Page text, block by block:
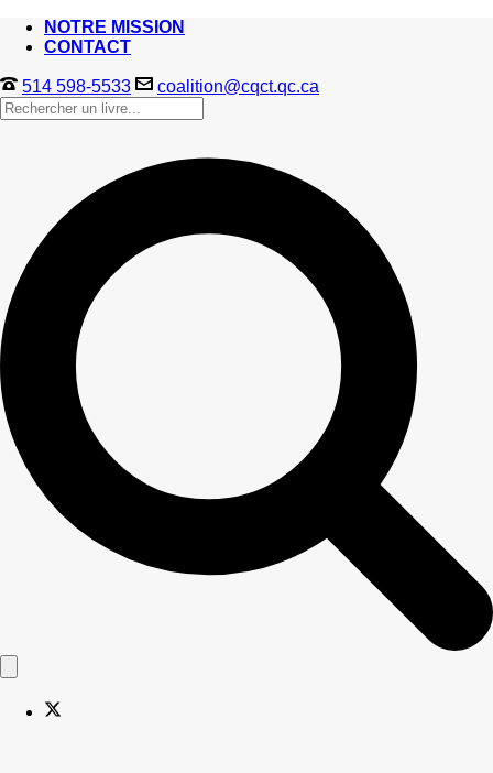
NOTRE MISSION
CONTACT
514 598-5533 coalition@cqct.qc.ca